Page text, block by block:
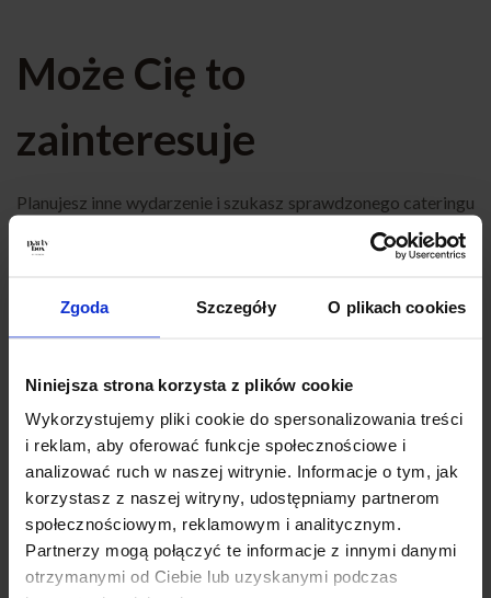
Zgoda Szczegóły O plikach cookies
Niniejsza strona korzysta z plików cookie
Wykorzystujemy pliki cookie do spersonalizowania treści
i reklam, aby oferować funkcje społecznościowe i
analizować ruch w naszej witrynie. Informacje o tym, jak
korzystasz z naszej witryny, udostępniamy partnerom
społecznościowym, reklamowym i analitycznym.
Partnerzy mogą połączyć te informacje z innymi danymi
otrzymanymi od Ciebie lub uzyskanymi podczas
Może Cię to
zainteresuje
Planujesz inne wydarzenie i szukasz sprawdzonego cateringu
w Gliwicach? Sprawdź nasze pozostałe propozycje!
Oferujemy szeroki wybór zestawów na różne okazje – każdy
Komunię Gliwice
Catering Na Urodziny Gliwice,Catering Na
Chrzciny Gliwice,
Imprezy Domowe Gliwice,Finger Food Gliwice
Okolicznościowy Gliwice,Catering Na Baby Shower Gliwice
Catering Super Boxy Gliwice,Catering Andrzejkowy Gliwice
Catering na Karnawał Gliwice,Catering Na Wigilię Gliwice
Catering na Wielkanoc Gliwice,Catering Sylwestrowy
Gliwice,Catering biznesowy Gliwice ,Catering konferencyjny
Gliwice,Catering na szkolenie Gliwice,Catering firmowy z
dowozem Gliwice ,Catering na przyjęcie Gliwice